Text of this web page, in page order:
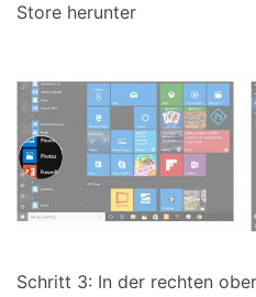
Store herunter
Schritt 3: In der rechten